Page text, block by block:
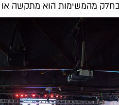
מהמשימות הוא מתקשה